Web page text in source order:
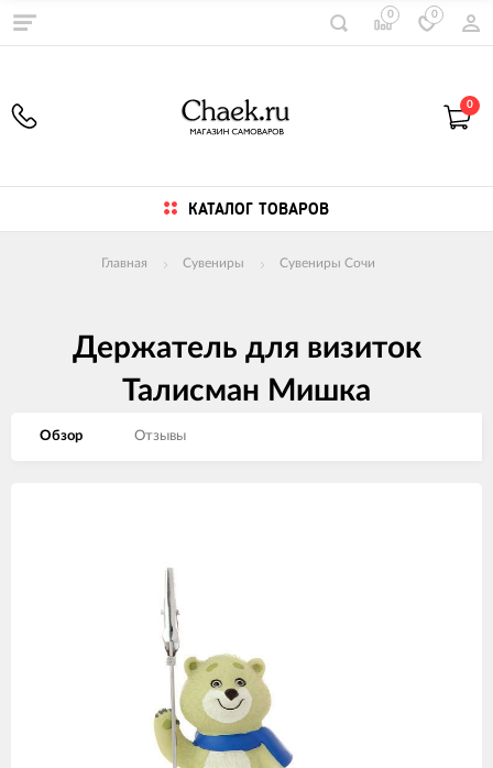
0 0
0
КАТАЛОГ ТОВАРОВ
Главная Сувениры Сувениры Сочи
Держатель для визиток
Талисман Мишка
Обзор Отзывы